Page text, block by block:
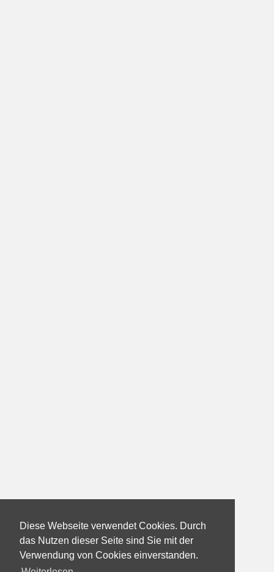
Diese Webseite verwendet Cookies. Durch
das Nutzen dieser Seite sind Sie mit der
Verwendung von Cookies einverstanden.